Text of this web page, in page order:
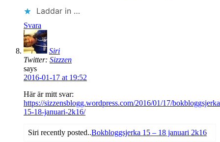
Laddar in …
Svara
Siri
Twitter: Sizzzen
says
2016-01-17 at 19:52
Här är mitt svar:
https://sizzensblogg.wordpress.com/2016/01/17/
15-18-januari-2k16/
Siri recently posted..Bokbloggsjerka 15 – 18 januari 2k16